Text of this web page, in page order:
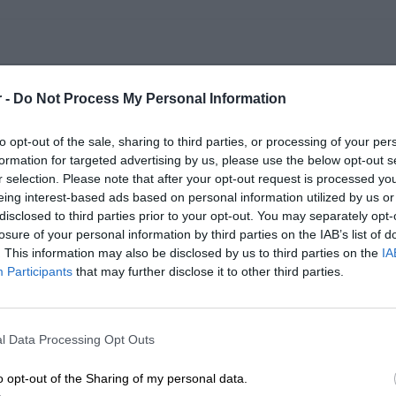
- Do Not Process My Personal Information
opt-out of the sale, sharing to third parties, or processing of your
for targeted advertising by us, please use the below opt-out
selection. Please note that after your opt-out request is processed
interest-based ads based on personal information utilized by us
to third parties prior to your opt-out. You may separately
of your personal information by third parties on the IAB’s list of
This information may also be disclosed by us to third parties on the
Participants that may further disclose it to other third parties.
Data Processing Opt Outs
opt-out of the Sharing of my personal data.
NOD32 Antivirus bazuje na legendarnym silniku
i równocześnie utrzymuje wydajność komputera na
automatycznie wykryje, gdy uruchomisz ulubioną grę lub
wstrzymując w tym czasie realizację zadań oraz wyświetlanie
cechy
UEFI NOWOŚĆ
skaner pamięci
programów typu exploit
NOD32 ANTIVIRUS